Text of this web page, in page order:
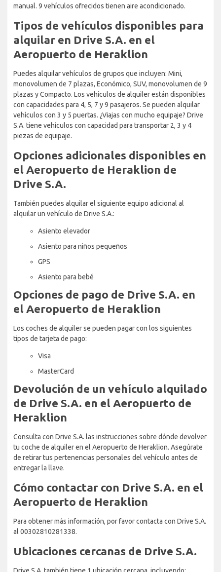
manual. 9 vehículos ofrecidos tienen aire acondicionado.
Tipos de vehículos disponibles para
alquilar en Drive S.A. en el
Aeropuerto de Heraklion
Puedes alquilar vehículos de grupos que incluyen: Mini,
monovolumen de 7 plazas, Económico, SUV, monovolumen de 9
plazas y Compacto. Los vehículos de alquiler están disponibles
con capacidades para 4, 5, 7 y 9 pasajeros. Se pueden alquilar
vehículos con 3 y 5 puertas. ¿Viajas con mucho equipaje? Drive
S.A. tiene vehículos con capacidad para transportar 2, 3 y 4
piezas de equipaje.
Opciones adicionales disponibles en
el Aeropuerto de Heraklion de
Drive S.A.
También puedes alquilar el siguiente equipo adicional al
alquilar un vehículo de Drive S.A.:
Asiento elevador
Asiento para niños pequeños
GPS
Asiento para bebé
Opciones de pago de Drive S.A. en
el Aeropuerto de Heraklion
Los coches de alquiler se pueden pagar con los siguientes
tipos de tarjeta de pago:
Visa
MasterCard
Devolución de un vehículo alquilado
de Drive S.A. en el Aeropuerto de
Heraklion
Consulta con Drive S.A. las instrucciones sobre dónde devolver
tu coche de alquiler en el Aeropuerto de Heraklion. Asegúrate
de retirar tus pertenencias personales del vehículo antes de
entregar la llave.
Cómo contactar con Drive S.A. en el
Aeropuerto de Heraklion
Para obtener más información, por favor contacta con Drive S.A.
al 00302810281338.
Ubicaciones cercanas de Drive S.A.
Drive S.A. también tiene 1 ubicación cercana, incluyendo: